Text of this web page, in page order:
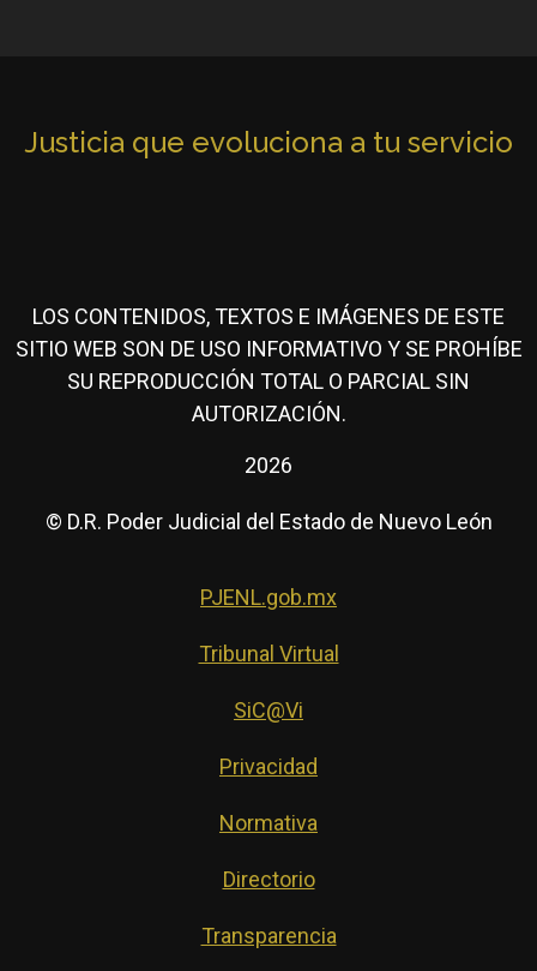
Justicia que evoluciona a tu servicio
LOS CONTENIDOS, TEXTOS E IMÁGENES DE ESTE
SITIO WEB SON DE USO INFORMATIVO Y SE PROHÍBE
SU REPRODUCCIÓN TOTAL O PARCIAL SIN
AUTORIZACIÓN.
2026
© D.R. Poder Judicial del Estado de Nuevo León
PJENL.gob.mx
Tribunal Virtual
SiC@Vi
Privacidad
Normativa
Directorio
Transparencia